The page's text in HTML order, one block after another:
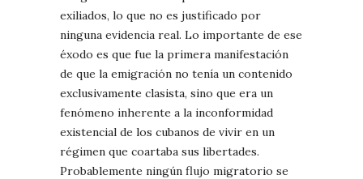
exiliados, lo que no es justificado por
ninguna evidencia real. Lo importante de ese
éxodo es que fue la primera manifestación
de que la emigración no tenía un contenido
exclusivamente clasista, sino que era un
fenómeno inherente a la inconformidad
existencial de los cubanos de vivir en un
régimen que coartaba sus libertades.
Probablemente ningún flujo migratorio se